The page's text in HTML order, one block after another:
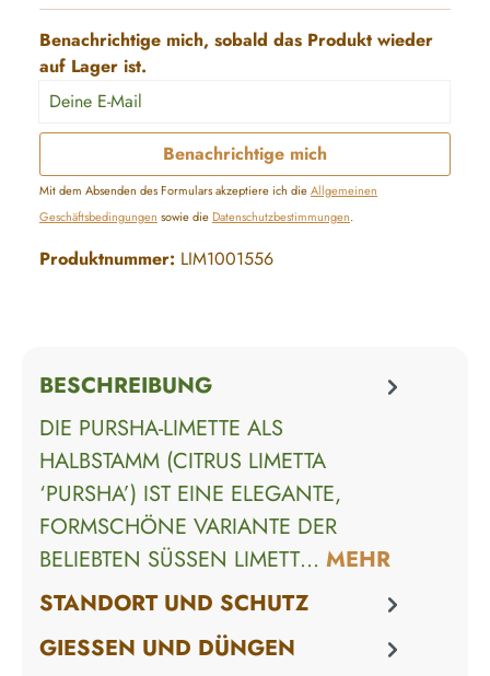
Benachrichtige mich, sobald das Produkt wieder
auf Lager ist.
Deine E-Mail
Benachrichtige mich
Mit dem Absenden des Formulars akzeptiere ich dieAllgemeinen
Geschäftsbedingungen sowie die Datenschutzbestimmungen.
Produktnummer: LIM1001556
BESCHREIBUNG
DIE PURSHA-LIMETTE ALS
HALBSTAMM (CITRUS LIMETTA
‘PURSHA’) IST EINE ELEGANTE,
FORMSCHÖNE VARIANTE DER
BELIEBTEN SÜSSEN LIMETT… MEHR
STANDORT UND SCHUTZ
GIESSEN UND DÜNGEN